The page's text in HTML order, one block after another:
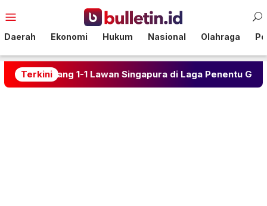
ke
Mobile
Daerah Ekonomi Hukum Nasional Olahraga
Terkini
1-1 Lawan Singapura di Laga Penentu Grup A Piala